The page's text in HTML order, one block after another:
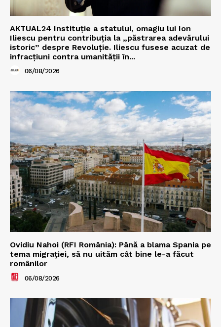
AKTUAL24 Instituție a statului, omagiu lui Ion
Iliescu pentru contribuția la „păstrarea adevărului
istoric” despre Revoluție. Iliescu fusese acuzat de
infracțiuni contra umanității în...
06/08/2026
Ovidiu Nahoi (RFI România): Până a blama Spania pe
tema migrației, să nu uităm cât bine le-a făcut
românilor
06/08/2026